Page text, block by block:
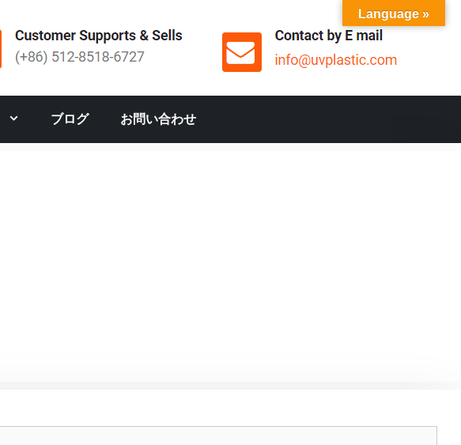
ブログ お問い合わせ
Language »